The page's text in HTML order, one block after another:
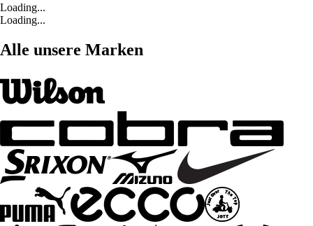
Loading...
Loading...
Alle unsere Marken